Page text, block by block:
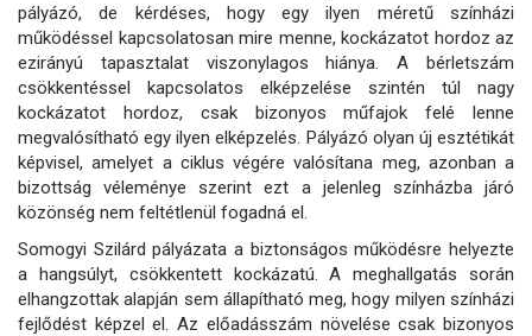
pályázó, de kérdéses, hogy egy ilyen méretű színházi
működéssel kapcsolatosan mire menne, kockázatot hordoz az
ezirányú tapasztalat viszonylagos hiánya. A bérletszám
csökkentéssel kapcsolatos elképzelése szintén túl nagy
kockázatot hordoz, csak bizonyos műfajok felé lenne
megvalósítható egy ilyen elképzelés. Pályázó olyan új esztétikát
képvisel, amelyet a ciklus végére valósítana meg, azonban a
bizottság véleménye szerint ezt a jelenleg színházba járó
közönség nem feltétlenül fogadná el.
Somogyi Szilárd pályázata a biztonságos működésre helyezte
a hangsúlyt, csökkentett kockázatú. A meghallgatás során
elhangzottak alapján sem állapítható meg, hogy milyen színházi
fejlődést képzel el. Az előadásszám növelése csak bizonyos